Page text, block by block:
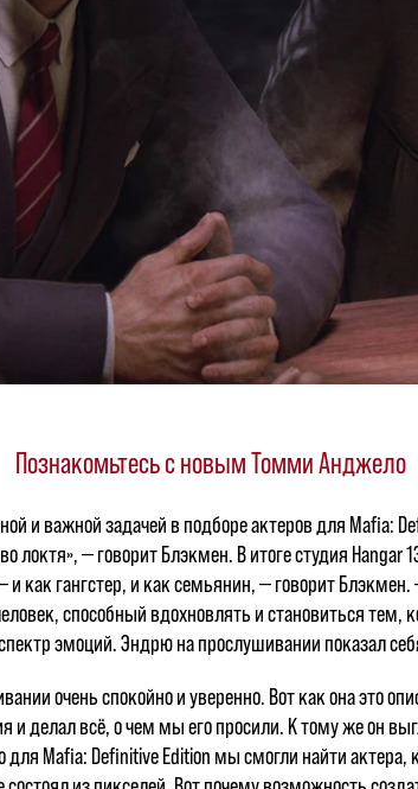
Познакомьтесь с новым Томми Анджело
и важной задачей в подборе актеров для Mafia:
локтя», — говорит Блэкмен. В итоге студия
как гангстер, и как семьянин, — говорит
способный вдохновлять и становиться
эмоций. Эндрю на прослушивании показал
очень спокойно и уверенно. Вот как она это
и делал всё, о чем мы его просили. К тому же он
для Mafia: Definitive Edition мы смогли найти